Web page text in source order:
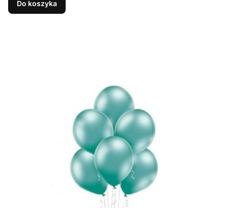
Do koszyka